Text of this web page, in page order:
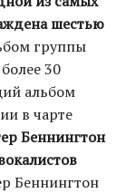
шестью
группы
30
альбом
в чарте
Беннингтон
Беннингтон